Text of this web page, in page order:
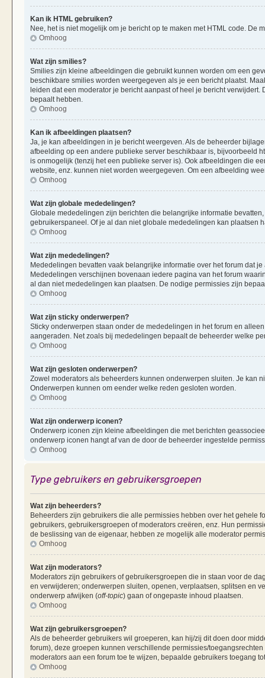
Kan ik HTML gebruiken?
Nee, het is niet mogelijk om je bericht op te maken met HTML code.
Omhoog
Wat zijn smilies?
Smilies zijn kleine afbeeldingen die gebruikt kunnen worden om een
beschikbare smilies worden weergegeven als je een bericht plaatst.
leiden dat een moderator je bericht aanpast of heel je bericht
bepaalt hebben.
Omhoog
Kan ik afbeeldingen plaatsen?
Ja, je kan afbeeldingen in je bericht weergeven. Als de beheerder
afbeelding op een andere publieke server beschikbaar is, bijvoorbeeld
is onmogelijk (tenzij het een publieke server is). Ook afbeeldingen die
website, enz. kunnen niet worden weergegeven. Om een afbeelding
Omhoog
Wat zijn globale mededelingen?
Globale mededelingen zijn berichten die belangrijke informatie
gebruikerspaneel. Of je al dan niet globale mededelingen kan plaatsen
Omhoog
Wat zijn mededelingen?
Mededelingen bevatten vaak belangrijke informatie over het forum dat
Mededelingen verschijnen bovenaan iedere pagina van het forum
al dan niet mededelingen kan plaatsen. De nodige permissies zijn
Omhoog
Wat zijn sticky onderwerpen?
Sticky onderwerpen staan onder de mededelingen in het forum en
aangeraden. Net zoals bij mededelingen bepaalt de beheerder welke
Omhoog
Wat zijn gesloten onderwerpen?
Zowel moderators als beheerders kunnen onderwerpen sluiten. Je kan
Onderwerpen kunnen om eender welke reden gesloten worden.
Omhoog
Wat zijn onderwerp iconen?
Onderwerp iconen zijn kleine afbeeldingen die met berichten
onderwerp iconen hangt af van de door de beheerder ingestelde
Omhoog
Type gebruikers en gebruikersgroepen
Wat zijn beheerders?
Beheerders zijn gebruikers die alle permissies hebben over het gehele
gebruikers, gebruikersgroepen of moderators creëren, enz. Hun
de beslissing van de eigenaar, hebben ze mogelijk alle moderator
Omhoog
Wat zijn moderators?
Moderators zijn gebruikers of gebruikersgroepen die in staan voor de
en verwijderen; onderwerpen sluiten, openen, verplaatsen, splitsen en
onderwerp afwijken (off-topic) gaan of ongepaste inhoud plaatsen.
Omhoog
Wat zijn gebruikersgroepen?
Als de beheerder gebruikers wil groeperen, kan hij/zij dit doen door
forum), deze groepen kunnen verschillende permissies/
moderators aan een forum toe te wijzen, bepaalde gebruikers toegang
Omhoog